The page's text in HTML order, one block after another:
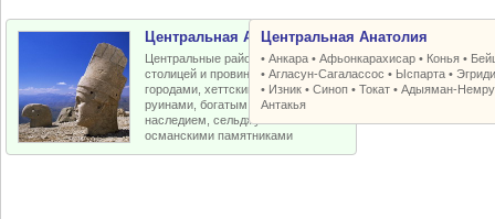
Центральная Анатолия
Центральные районы Турции со
столицей и провинциальными
городами, хеттскими и античными
руинами, богатым византийским
наследием, сельджукскими и
османскими памятниками
Центральная Анатолия
•Анкара •Афьонкарахисар • Конья •
•Агласун-Сагалассос • Ыспарта •
• Изник •Синоп •Токат •Адыяман-
Антакья